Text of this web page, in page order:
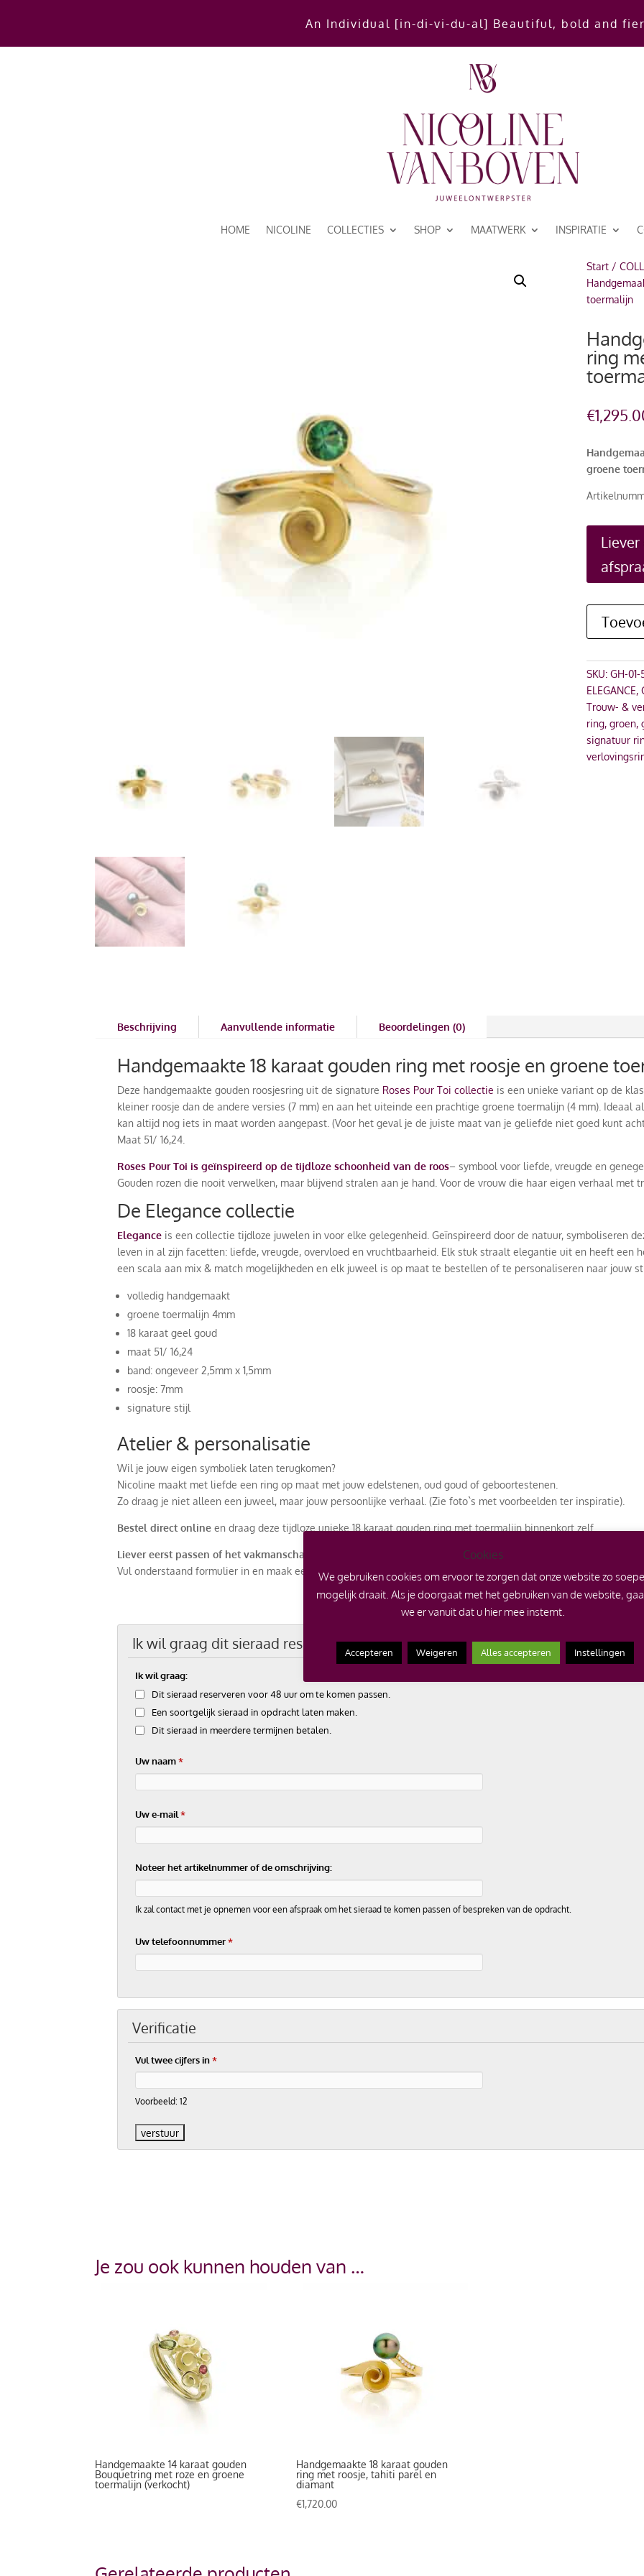
An Individual [in-di-vi-du-al] Beautiful, bold and
HOME NICOLINE COLLECTIES SHOP MAATWERK INSPIRATIE
Start/
toermalijn
ring
€
groene
Liever
SKU: GH-01-
ELEGANCE,
Trouw- &
ring, groen,
signatuur
Beschrijving Aanvullende informatie Beoordelingen (0)
Handgemaakte 18 karaat gouden ring met roosje en groene
Deze handgemaakte gouden roosjesring uit de signature Roses Pour Toi collectie is een unieke variant op de
kleiner roosje dan de andere versies (7 mm) en aan het uiteinde een prachtige groene toermalijn (4 mm). Ideaal
kan altijd nog iets in maat worden aangepast. (Voor het geval je de juiste maat van je geliefde niet goed kunt
Maat 51/ 16,24.
Roses Pour Toi is geïnspireerd op de tijdloze schoonheid van de roos– symbool voor liefde, vreugde en
Gouden rozen die nooit verwelken, maar blijvend stralen aan je hand. Voor de vrouw die haar eigen verhaal met
De Elegance collectie
Elegance is een collectie tijdloze juwelen in voor elke gelegenheid. Geïnspireerd door de natuur, symboliseren
leven in al zijn facetten: liefde, vreugde, overvloed en vruchtbaarheid. Elk stuk straalt elegantie uit en heeft een
een scala aan mix & match mogelijkheden en elk juweel is op maat te bestellen of te personaliseren naar jouw
volledig handgemaakt
groene toermalijn 4mm
18 karaat geel goud
maat 51/ 16,24
band: ongeveer 2,5mm x 1,5mm
roosje: 7mm
signature stijl
Atelier & personalisatie
Wil je jouw eigen symboliek laten terugkomen?
Nicoline maakt met liefde een ring op maat met jouw edelstenen, oud goud of geboortestenen.
Zo draag je niet alleen een juweel, maar jouw persoonlijke verhaal. (Zie foto`s met voorbeelden ter inspiratie).
Bestel direct online en draag deze tijdloze unieke 18 karaat gouden ring met toermalijn binnenkort zelf.
Liever eerst passen of het vakmanschap ervaren?
Vul onderstaand formulier in en maak een afspraak in Nicoline’s goudsmidatelier in Zeeland om de
Elegance
Ik wil graag dit sieraad reserveren/ een soortgelijk sieraad in opdracht laten
Ik wil graag:
Dit sieraad reserveren voor 48 uur om te komen passen.
Een soortgelijk sieraad in opdracht laten maken.
Dit sieraad in meerdere termijnen betalen.
Uw naam*
Uw e-mail *
Noteer het artikelnummer of de omschrijving:
Ik zal contact met je opnemen voor een afspraak om het sieraad te komen passen of bespreken van de opdracht.
Uw telefoonnummer*
Verificatie
Vul twee cijfers in*
Voorbeeld: 12
Je zou ook kunnen houden van …
Handgemaakte 14 karaat gouden
Bouquetring met roze en groene
toermalijn (verkocht)
Handgemaakte 18 karaat gouden
ring met roosje, tahiti parel en
diamant
€1,720.00
Cookies
We gebruiken cookies om ervoor te zorgen dat onze website zo
mogelijk draait. Als je doorgaat met het gebruiken van de website,
we er vanuit dat u hier mee instemt.
Accepteren Weigeren Alles accepteren Instellingen